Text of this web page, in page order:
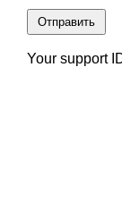
Отправить
Your support